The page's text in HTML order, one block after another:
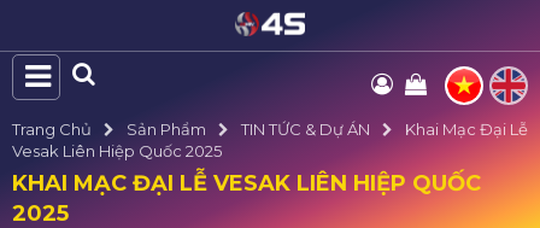
Trang Chủ Sản Phẩm TIN TỨC & Dự ÁN
Khai Mạc Đại Lễ
Vesak Liên Hiệp Quốc 2025
KHAI MẠC ĐẠI LỄ VESAK LIÊN HIỆP QUỐC
2025